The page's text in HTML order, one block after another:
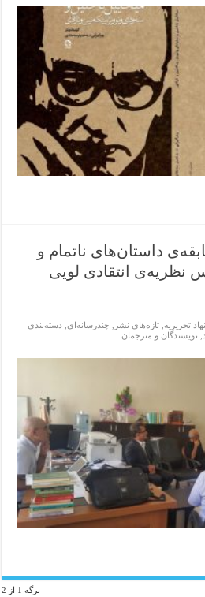
داستان‌های ناتمام و
نظریه‌ی انتقادی لویی
تحریریه ,تازەهای نشر چندرسانه‌ای
دسته‌بندی
نویسندگان و مترجمان
برگه 1 از 2